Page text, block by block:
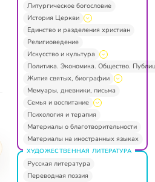
Литургическое богословие
История Церкви
Единство и разделения христиан
Религиоведение
Искусство и культура
Политика. Экономика. Общество.
Жития святых, биографии
Мемуары, дневники, письма
Семья и воспитание
Психология и терапия
Материалы о благотворительности
Материалы на иностранных языках
ХУДОЖЕСТВЕННАЯ ЛИТЕРАТУРА
Русская литература
Переводная поэзия